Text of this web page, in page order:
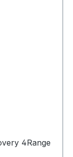
4Range